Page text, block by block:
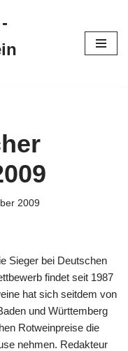
2009
Sieger bei Deutschen
findet seit 1987
hat sich seitdem von
und Württemberg
Rotweinpreise die
nehmen. Redakteur